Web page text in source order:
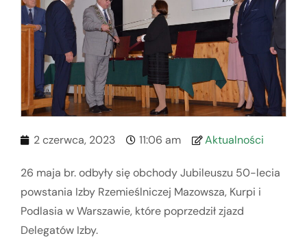
2 czerwca, 2023 11:06 am Aktualności
26 maja br. odbyły się obchody Jubileuszu 50-lecia
powstania Izby Rzemieślniczej Mazowsza, Kurpi i
Podlasia w Warszawie, które poprzedził zjazd
Delegatów Izby.